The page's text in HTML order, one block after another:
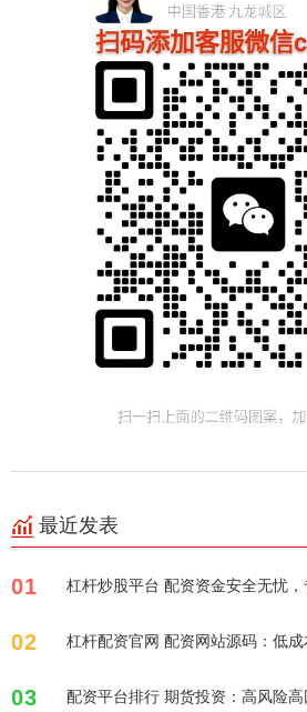
最近发表
01 杠杆炒股平台 配资资金安全无忧，
02 杠杆配资官网 配资网站源码：低
03 配资平台排行 期货投资：高风险